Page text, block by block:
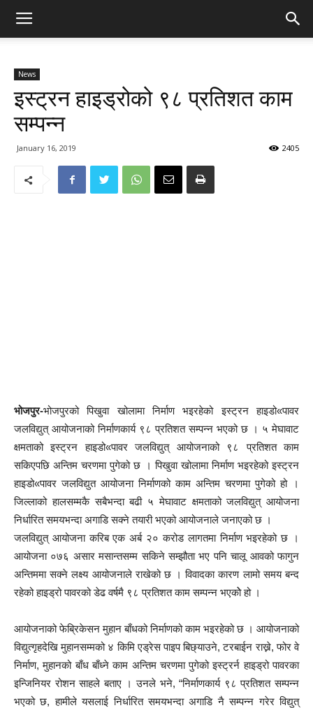
News
इस्ट्रन हाइड्रोको ९८ प्रतिशत काम
सम्पन्न
January 16, 2019 2405
भोजपुर-भोजपुरको पिखुवा खोलामा निर्माण भइरहेको इस्ट्रन हाइडो«पावर
जलविद्युत् आयोजनाको निर्माणकार्य ९८ प्रतिशत सम्पन्न भएको छ । ५ मेघावाट
क्षमताको इस्ट्रन हाइडो«पावर जलविद्युत् आयोजनाको ९८ प्रतिशत काम
सकिएपछि अन्तिम चरणमा पुगेको छ । पिखुवा खोलामा निर्माण भइरहेको इस्ट्रन
हाइडो«पावर जलविद्युत आयोजना निर्माणको काम अन्तिम चरणमा पुगेको हो ।
जिल्लाको हालसम्मकै सबैभन्दा बढी ५ मेघावाट क्षमताको जलविद्युत् आयोजना
निर्धारित समयभन्दा अगाडि सक्ने तयारी भएको आयोजनाले जनाएको छ ।
जलविद्युत् आयोजना करिब एक अर्ब २० करोड लागतमा निर्माण भइरहेको छ ।
आयोजना ०७६ असार मसान्तसम्म सकिने सम्झौता भए पनि चालू आवको फागुन
अन्तिममा सक्ने लक्ष्य आयोजनाले राखेको छ । विवादका कारण लामो समय बन्द
रहेको हाइड्रो पावरको डेढ वर्षमै ९८ प्रतिशत काम सम्पन्न भएकोे हो ।
आयोजनाको फेब्रिकेसन मुहान बाँधको निर्माणको काम भइरहेको छ । आयोजनाको
विद्युत्गृहदेखि मुहानसम्मको ४ किमि एड्रेस पाइप बिछ्याउने, टरबाईन राख्ने, फोर वे
निर्माण, मुहानको बाँध बाँध्ने काम अन्तिम चरणमा पुगेको इस्ट्रर्न हाइड्रो पावरका
इन्जिनियर रोशन साहले बताए । उनले भने, “निर्माणकार्य ९८ प्रतिशत सम्पन्न
भएको छ, हामीले यसलाई निर्धारित समयभन्दा अगाडि नै सम्पन्न गरेर विद्युत्